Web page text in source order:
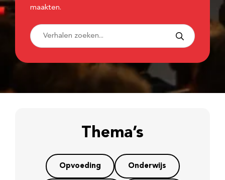
maakten.
Thema’s
Opvoeding Onderwijs